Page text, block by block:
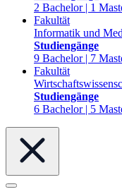
2 Bachelor | 1
Fakultät
Informatik und
Studiengänge
9 Bachelor | 7
Fakultät
Studiengänge
6 Bachelor | 5